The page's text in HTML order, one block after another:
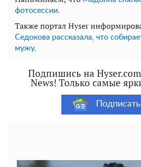
фотосессии.
Также портал Hyser
Седокова рассказала, что
мужу.
Подпишись на
News! Только самые